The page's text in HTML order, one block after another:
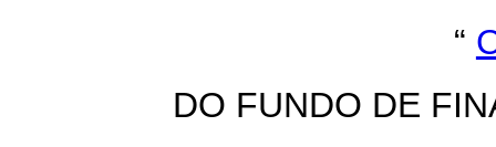
“
DO FUNDO DE